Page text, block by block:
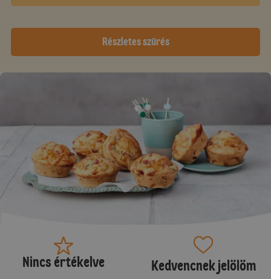
Részletes szűrés
Nincs értékelve Kedvencnek jelölöm